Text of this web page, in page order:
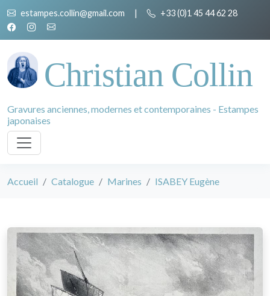
estampes.collin@gmail.com | +33 (0)1 45 44 62 28
Christian Collin
Gravures anciennes, modernes et contemporaines - Estampes
japonaises
Accueil Catalogue Marines ISABEY Eugène